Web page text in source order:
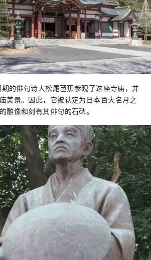
的俳句诗人松尾芭蕉参观了这座寺庙，并
美景。因此，它被认定为日本百大名月之
雕像和刻有其俳句的石碑。